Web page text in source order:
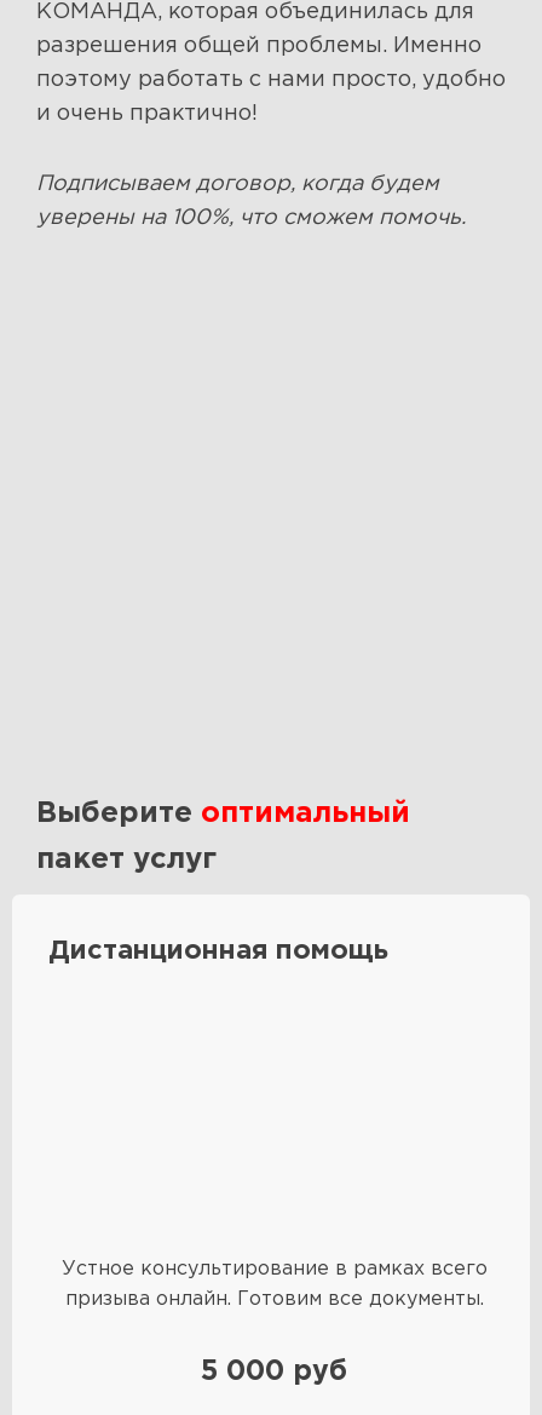
КОМАНДА, которая объединилась для
разрешения общей проблемы. Именно
поэтому работать с нами просто, удобно
и очень практично!
Подписываем договор, когда будем
уверены на 100%, что сможем помочь.
Выберите оптимальный
пакет услуг
Дистанционная помощь
Устное консультирование в рамках всего
призыва онлайн. Готовим все документы.
5 000 руб